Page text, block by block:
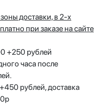
доставки, в 2-х
при заказе на сайте
+250 рублей
часа после
рублей, доставка